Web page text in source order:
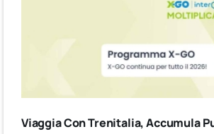
Viaggia Con Trenitalia, Accumula